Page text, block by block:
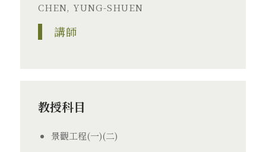
CHEN, YUNG-SHUEN
講師
教授科目
景觀工程(一)(二)